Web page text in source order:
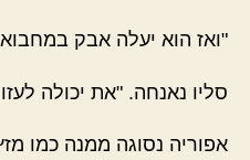
"ואז הוא יעלה אבק
סליו נאנחה. "את יכולה
אפוריה נסוגה ממנה כמו